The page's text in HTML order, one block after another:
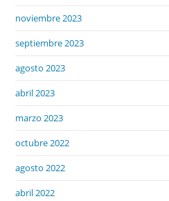
noviembre 2023
septiembre 2023
agosto 2023
abril 2023
marzo 2023
octubre 2022
agosto 2022
abril 2022